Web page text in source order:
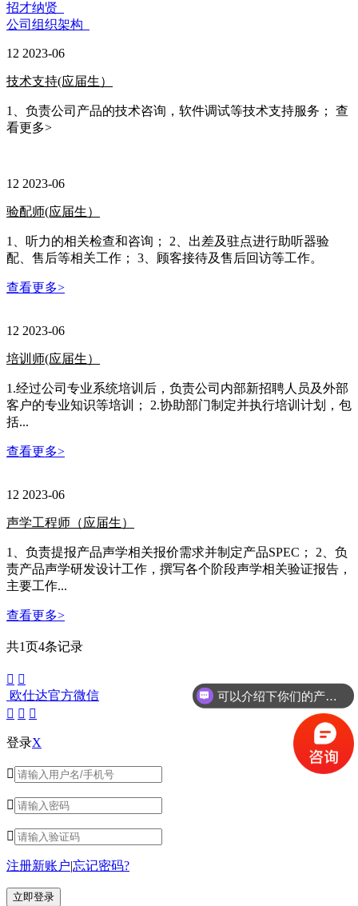
招才纳贤
公司组织架构
12 2023-06
技术支持(应届生）
1、负责公司产品的技术咨询，软件调试等技术支持服务； 查
看更多>
12 2023-06
验配师(应届生）
1、听力的相关检查和咨询； 2、出差及驻点进行助听器验
配、售后等相关工作； 3、顾客接待及售后回访等工作。
查看更多>
12 2023-06
培训师(应届生）
1.经过公司专业系统培训后，负责公司内部新招聘人员及外部
客户的专业知识等培训； 2.协助部门制定并执行培训计划，包
括...
查看更多>
12 2023-06
声学工程师（应届生）
1、负责提报产品声学相关报价需求并制定产品SPEC； 2、负
责产品声学研发设计工作，撰写各个阶段声学相关验证报告，
主要工作...
查看更多>
共1页4条记录
 
欧仕达官方微信
  
登录X



注册新账户|忘记密码?
可以介绍下你们的产品么？